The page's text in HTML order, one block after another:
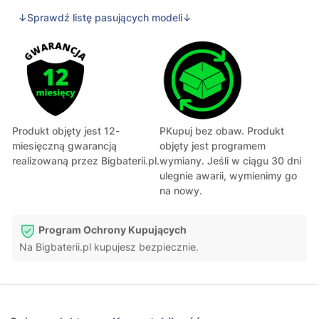
↓Sprawdź listę pasujących modeli↓
Produkt objęty jest 12-
miesięczną gwarancją
realizowaną przez Bigbaterii.pl.
PKupuj bez obaw. Produkt
objęty jest programem
wymiany. Jeśli w ciągu 30 dni
ulegnie awarii, wymienimy go
na nowy.
Program Ochrony Kupujących
Na Bigbaterii.pl kupujesz bezpiecznie.